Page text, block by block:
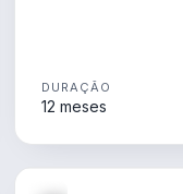
DURAÇÃO
12 meses